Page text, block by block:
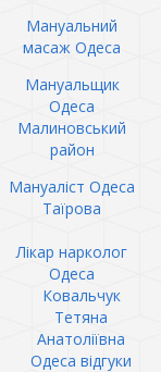
Мануальний
масаж Одеса
Мануальщик
Одеса
Малиновський
район
Мануаліст Одеса
Таїрова
Лікар нарколог
Одеса
Ковальчук
Тетяна
Анатоліївна
Одеса відгуки